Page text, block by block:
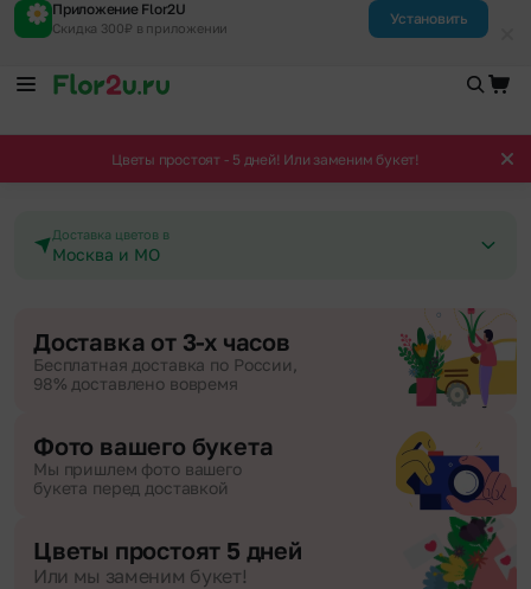
Приложение Flor2U
Скидка 300₽ в приложении
Установить
Цветы простоят - 5 дней! Или заменим букет!
Доставка цветов в
Москва и МО
Доставка от 3-х часов
Бесплатная доставка по России,
98% доставлено вовремя
Фото вашего букета
Мы пришлем фото вашего
букета перед доставкой
Цветы простоят 5 дней
Или мы заменим букет!